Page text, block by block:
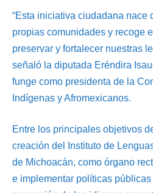
“Esta iniciativa ciudadana nace
propias comunidades y recoge
preservar y fortalecer nuestras
señaló la diputada Eréndira
funge como presidenta de la
Indígenas y Afromexicanos.
Entre los principales objetivos
creación del Instituto de
de Michoacán, como órgano
e implementar políticas